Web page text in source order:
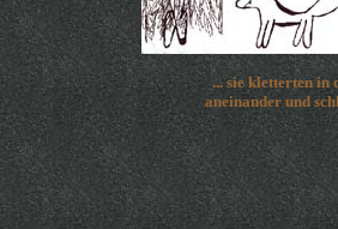
... sie kletterten in
aneinander und